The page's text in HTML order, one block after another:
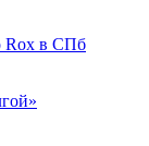
Rox в СПб